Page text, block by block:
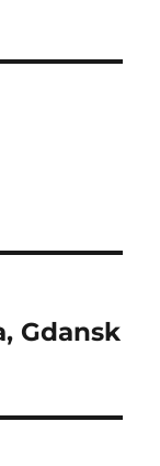
Gdansk